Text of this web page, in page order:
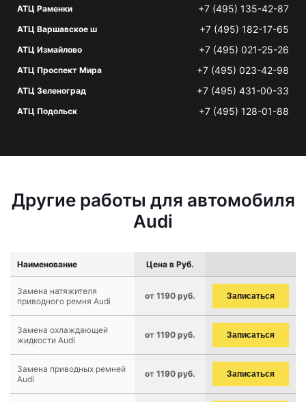
АТЦ Раменки +7 (495) 135-42-87
АТЦ Варшавское ш +7 (495) 182-17-65
АТЦ Измайлово +7 (495) 021-25-26
АТЦ Проспект Мира +7 (495) 023-42-98
АТЦ Зеленоград +7 (495) 431-00-33
АТЦ Подольск +7 (495) 128-01-88
Другие работы для автомобиля
Audi
Наименование Цена в Руб.
Замена натяжителя
приводного ремня Audi
от 1190 руб. Записаться
Замена охлаждающей
жидкости Audi
от 1190 руб. Записаться
Замена приводных ремней
Audi
от 1190 руб. Записаться